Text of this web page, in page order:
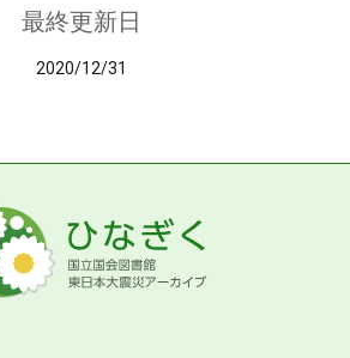
最終更新日
2020/12/31